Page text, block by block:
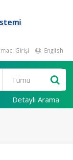
Girişi English
Detaylı Arama